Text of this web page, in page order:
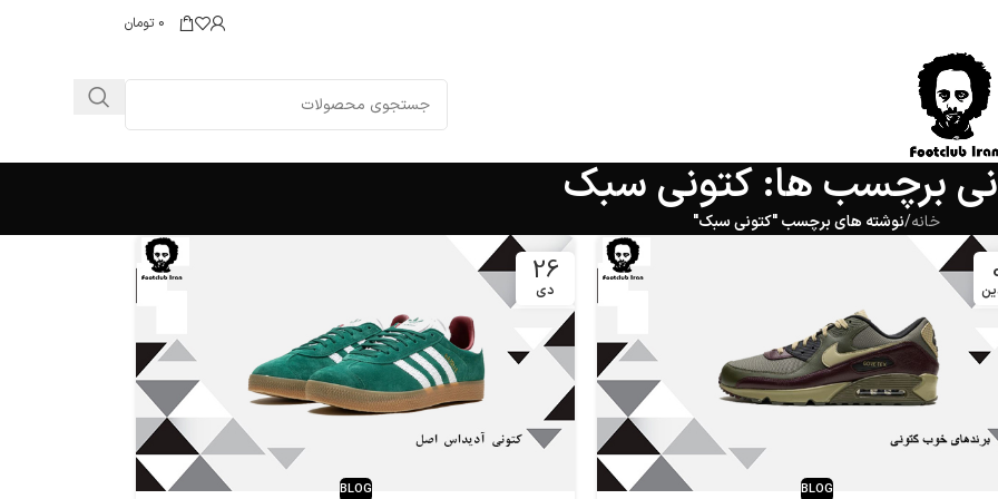
0 تومان
برچسب ها: کتونی سبک
خانه/نوشته های برچسب "کتونی سبک"
BLOG
26
دی
BLOG